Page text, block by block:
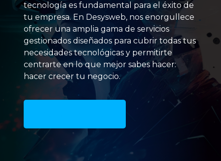
tecnología es fundamental para el éxito de
tu empresa. En Desysweb, nos enorgullece
ofrecer una amplia gama de servicios
gestionados diseñados para cubrir todas tus
necesidades tecnológicas y permitirte
centrarte en lo que mejor sabes hacer:
hacer crecer tu negocio.